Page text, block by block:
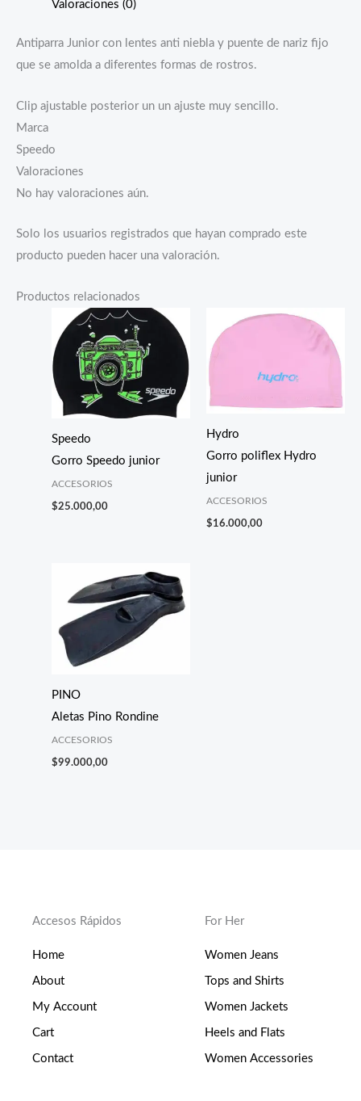
Valoraciones (0)
Antiparra Junior con lentes anti niebla y puente de nariz fijo
que se amolda a diferentes formas de rostros.
Clip ajustable posterior un un ajuste muy sencillo.
Marca
Speedo
Valoraciones
No hay valoraciones aún.
Solo los usuarios registrados que hayan comprado este
producto pueden hacer una valoración.
Productos relacionados
Speedo
Gorro Speedo junior
ACCESORIOS
$25.000,00
Hydro
Gorro poliflex Hydro
junior
ACCESORIOS
$16.000,00
PINO
Aletas Pino Rondine
ACCESORIOS
$99.000,00
Accesos Rápidos
Home
About
My Account
Cart
Contact
For Her
Women Jeans
Tops and Shirts
Women Jackets
Heels and Flats
Women Accessories